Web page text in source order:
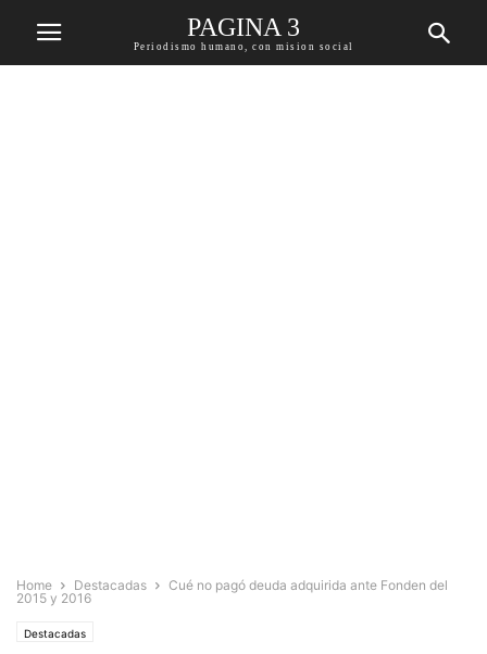
PAGINA 3
Periodismo humano, con mision social
Home Destacadas
Cué no pagó deuda adquirida ante Fonden del
2015 y 2016
Destacadas